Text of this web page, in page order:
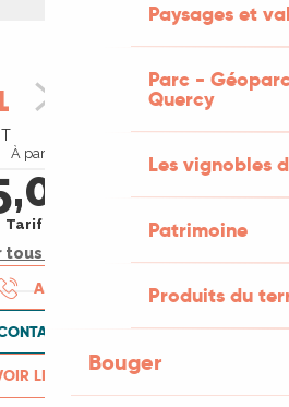
Paysages et
Parc -
Quercy
Les vignobles
Patrimoine
Produits du
Bouger
À partir de
€
Tarif plein
tous les tarifs
APPELER
NOUS
LES SITES WEB